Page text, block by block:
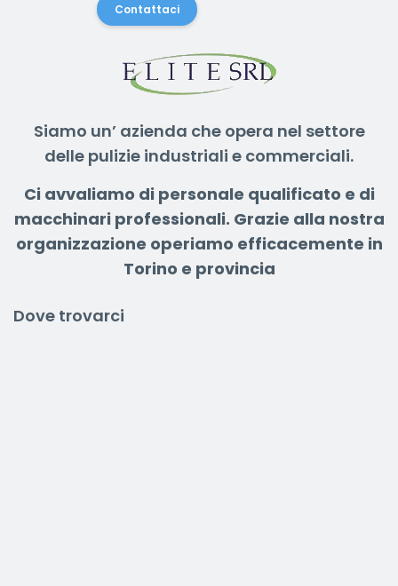
Contattaci
Siamo un’ azienda che opera nel settore
delle pulizie industriali e commerciali.
Ci avvaliamo di personale qualificato e di
macchinari professionali. Grazie alla nostra
organizzazione operiamo efficacemente in
Torino e provincia
Dove trovarci